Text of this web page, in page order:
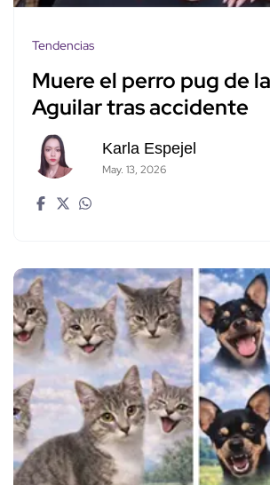
Tendencias
Muere el perro pug de
Aguilar tras accidente
Karla Espejel
May. 13, 2026